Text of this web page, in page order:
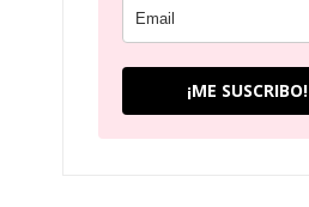
¡ME SUSCRIBO!